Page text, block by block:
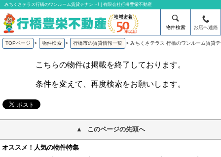
みちくさテラス行橋のワンルーム賃貸テナント! | 有限会社行橋豊栄不動産
物件検索 お店へ連絡
TOPページ > 物件検索 > 行橋市の賃貸情報一覧 > みちくさテラス 行橋のワンルーム賃貸
こちらの物件は掲載を終了しております。
条件を変えて、再度検索をお願いします。
このページの先頭へ
オススメ！人気の物件特集